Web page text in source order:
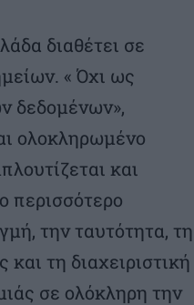
διαθέτει σε
« Όχι ως
δεδομένων»,
ολοκληρωμένο
και
περισσότερο
την ταυτότητα, τη
τη διαχειριστική
σε ολόκληρη την